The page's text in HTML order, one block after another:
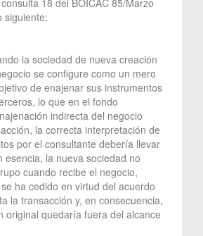
siguiente:
la sociedad de nueva creación
se configure como un mero
de enajenar sus instrumentos
lo que en el fondo
indirecta del negocio
la correcta interpretación de
por el consultante debería llevar
esencia, la nueva sociedad no
cuando recibe el negocio,
ha cedido en virtud del acuerdo
la transacción y, en consecuencia,
original quedaría fuera del alcance